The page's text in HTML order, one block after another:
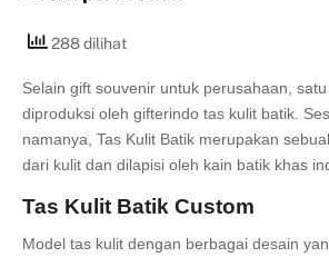
288 dilihat
Selain gift souvenir untuk perusahaan,
diproduksi oleh gifterindo tas kulit batik.
namanya, Tas Kulit Batik merupakan
dari kulit dan dilapisi oleh kain batik khas
Tas Kulit Batik Custom
Model tas kulit dengan berbagai desain